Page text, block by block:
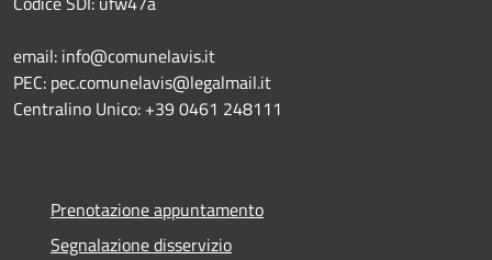
email: info@comunelavis.it
PEC: pec.comunelavis@legalmail.it
Centralino Unico: +39 0461 248111
Prenotazione appuntamento
Segnalazione disservizio